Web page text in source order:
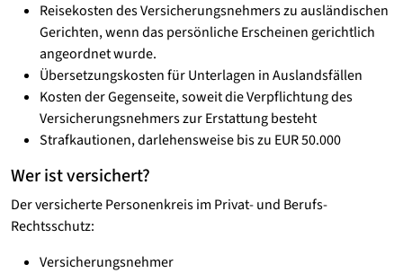
Reisekosten des Versicherungsnehmers zu ausländischen
Gerichten, wenn das persönliche Erscheinen gerichtlich
angeordnet wurde.
Übersetzungskosten für Unterlagen in Auslandsfällen
Kosten der Gegenseite, soweit die Verpflichtung des
Versicherungsnehmers zur Erstattung besteht
Strafkautionen, darlehensweise bis zu EUR 50.000
Wer ist versichert?
Der versicherte Personenkreis im Privat- und Berufs-
Rechtsschutz:
Versicherungsnehmer